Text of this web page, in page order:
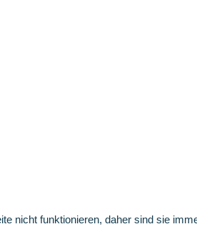
nicht funktionieren, daher sind sie